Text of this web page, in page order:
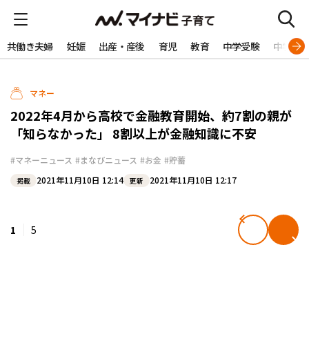
共働き夫婦 妊娠 出産・産後 育児 教育 中学受験 中学生
マネー
2022年4月から高校で金融教育開始、約7割の親が
「知らなかった」 8割以上が金融知識に不安
#マネーニュース #まなびニュース #お金 #貯蓄
掲載 2021年11月10日 12:14 更新 2021年11月10日 12:17
1 5